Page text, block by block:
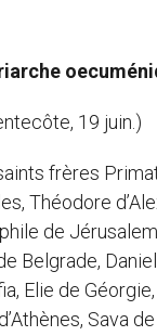
19 juin.)
frères
Théodore
de
Belgrade,
Elie de
Sava